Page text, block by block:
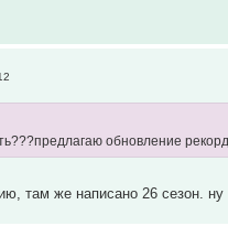
обновление
там же написано 26 сезон.